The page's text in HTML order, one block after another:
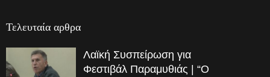
Τελευταία αρθρα
Λαϊκή Συσπείρωση για
Φεστιβάλ Παραμυθιάς | “Ο